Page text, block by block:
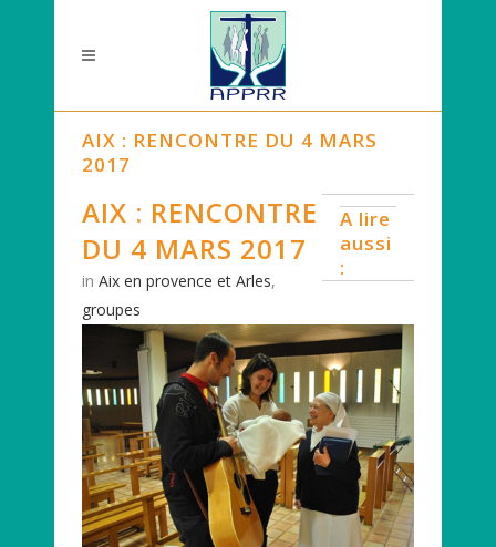
AIX : RENCONTRE DU 4 MARS
2017
A lire
aussi
:
AIX : RENCONTRE
DU 4 MARS 2017
in Aix en provence et Arles,
groupes